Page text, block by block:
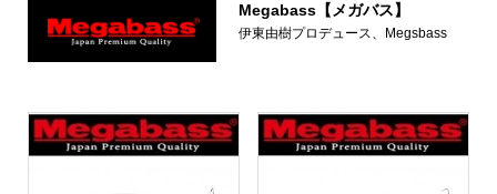
Megabass【メガバス】
伊東由樹プロデュース、Megsbass